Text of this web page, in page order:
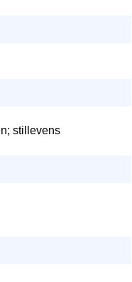
stillevens